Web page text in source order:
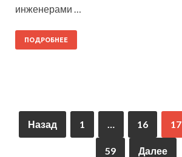
инженерами …
ПОДРОБНЕЕ
Назад 1 16 17
59 Далее